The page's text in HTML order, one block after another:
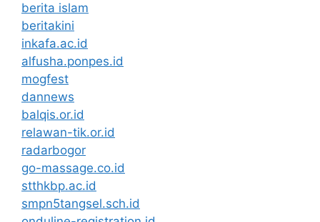
berita islam
beritakini
inkafa.ac.id
alfusha.ponpes.id
mogfest
dannews
balqis.or.id
relawan-tik.or.id
radarbogor
go-massage.co.id
stthkbp.ac.id
smpn5tangsel.sch.id